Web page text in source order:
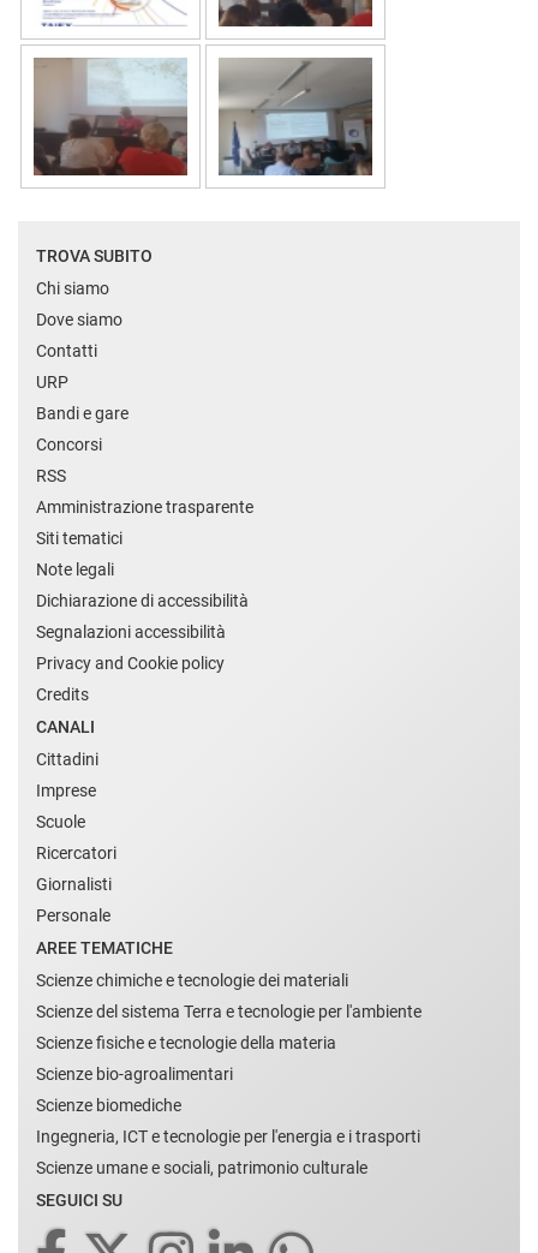
TROVA SUBITO
Chi siamo
Dove siamo
Contatti
URP
Bandi e gare
Concorsi
RSS
Amministrazione trasparente
Siti tematici
Note legali
Dichiarazione di accessibilità
Segnalazioni accessibilità
Privacy and Cookie policy
Credits
CANALI
Cittadini
Imprese
Scuole
Ricercatori
Giornalisti
Personale
AREE TEMATICHE
Scienze chimiche e tecnologie dei materiali
Scienze del sistema Terra e tecnologie per l'ambiente
Scienze fisiche e tecnologie della materia
Scienze bio-agroalimentari
Scienze biomediche
Ingegneria, ICT e tecnologie per l'energia e i trasporti
Scienze umane e sociali, patrimonio culturale
SEGUICI SU